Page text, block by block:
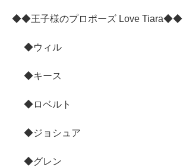
◆◆王子様のプロポーズ Love Tiara◆◆
◆ウィル
◆キース
◆ロベルト
◆ジョシュア
◆グレン